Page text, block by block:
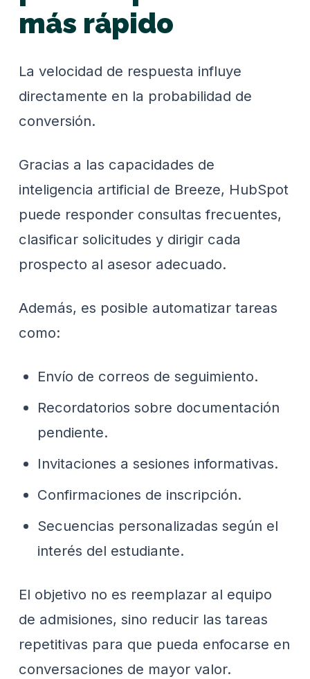
más rápido
La velocidad de respuesta influye
directamente en la probabilidad de
conversión.
Gracias a las capacidades de
inteligencia artificial de Breeze, HubSpot
puede responder consultas frecuentes,
clasificar solicitudes y dirigir cada
prospecto al asesor adecuado.
Además, es posible automatizar tareas
como:
Envío de correos de seguimiento.
Recordatorios sobre documentación
pendiente.
Invitaciones a sesiones informativas.
Confirmaciones de inscripción.
Secuencias personalizadas según el
interés del estudiante.
El objetivo no es reemplazar al equipo
de admisiones, sino reducir las tareas
repetitivas para que pueda enfocarse en
conversaciones de mayor valor.